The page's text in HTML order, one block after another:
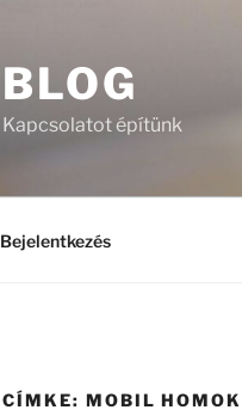
BLOG
Kapcsolatot építünk
Bejelentkezés
CÍMKE: MOBIL